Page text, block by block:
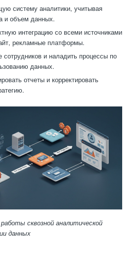
систему аналитики, учитывая
и объем данных.
интеграцию со всеми источниками
рекламные платформы.
сотрудников и наладить процессы по
данных.
отчеты и корректировать
сквозной аналитической
данных